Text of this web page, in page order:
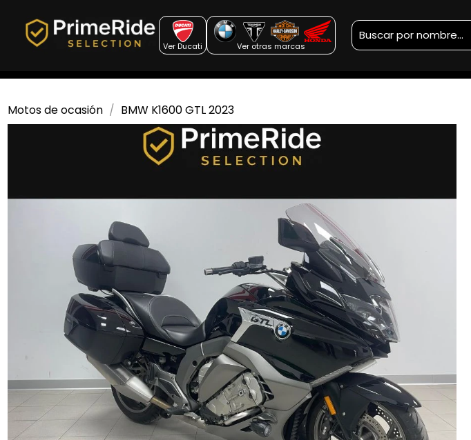
Ver Ducati Ver otras marcas
Motos de ocasión BMW K1600 GTL 2023